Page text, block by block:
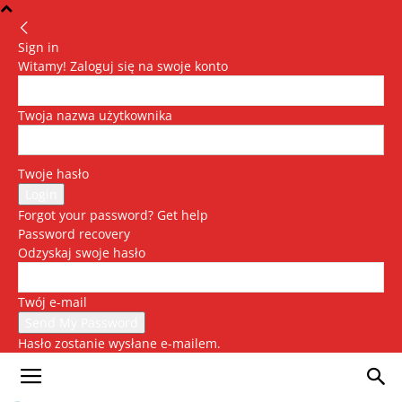
Sign in
Witamy! Zaloguj się na swoje konto
Twoja nazwa użytkownika
Twoje hasło
Forgot your password? Get help
Password recovery
Odzyskaj swoje hasło
Twój e-mail
Hasło zostanie wysłane e-mailem.